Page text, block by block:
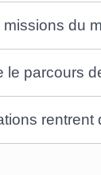
du
le parcours